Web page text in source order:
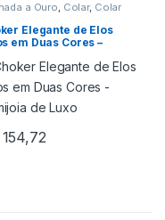
a Ouro, Colar, Colar
Elegante de Elos
em Duas Cores –
de Luxo
154,72